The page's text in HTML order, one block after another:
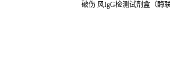
破伤 风IgG检测试剂盒（酶联